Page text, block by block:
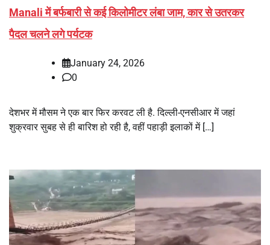
Manali में बर्फबारी से कई किलोमीटर लंबा जाम, कार से उतरकर
पैदल चलने लगे पर्यटक
January 24, 2026
0
देशभर में मौसम ने एक बार फिर करवट ली है. दिल्ली-एनसीआर में जहां
शुक्रवार सुबह से ही बारिश हो रही है, वहीं पहाड़ी इलाकों में […]